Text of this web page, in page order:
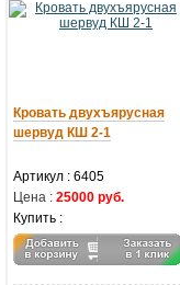
Кровать двухъярусная
шервуд КШ 2-1
Артикул : 6405
Цена : 25000 руб.
Купить :